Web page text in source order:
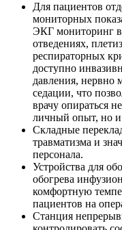
Для пациентов
мониторных
ЭКГ мониторинг
отведениях,
респираторных
доступно
давления,
седации, что
врачу опираться
личный опыт, но
Складные
травматизма и
персонала.
Устройства для
обогрева
комфортную
пациентов на
Станция